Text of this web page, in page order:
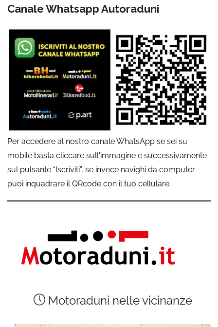
Canale Whatsapp Autoraduni
Per accedere al nostro canale WhatsApp se sei su
mobile basta cliccare sull'immagine e successivamente
sul pulsante “Iscriviti”, se invece navighi da computer
puoi inquadrare il QRcode con il tuo cellulare.
Motoraduni nelle vicinanze